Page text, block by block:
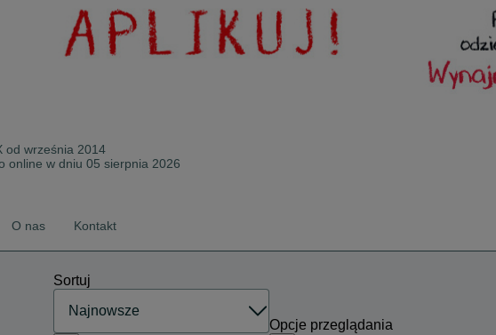
od września 2014
online w dniu 05 sierpnia 2026
O nas Kontakt
Sortuj
Opcje przeglądania